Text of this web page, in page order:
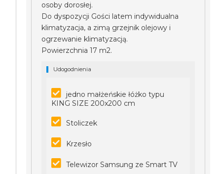
osoby dorosłej.
Do dyspozycji Gości latem indywidualna
klimatyzacja, a zimą grzejnik olejowy i
ogrzewanie klimatyzacją.
Powierzchnia 17 m2.
Udogodnienia
jedno małżeńskie łóżko typu
KING SIZE 200x200 cm
Stoliczek
Krzesło
Telewizor Samsung ze Smart TV